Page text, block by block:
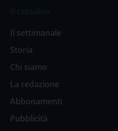
Il settimanale
Storia
Chi siamo
La redazione
Abbonamenti
Pubblicità